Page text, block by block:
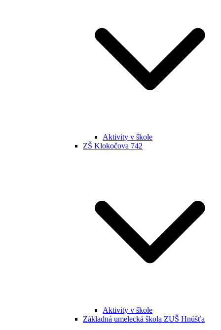
Aktivity v škole
ZŠ Klokočova 742
Aktivity v škole
Základná umelecká škola ZUŠ Hnúšťa